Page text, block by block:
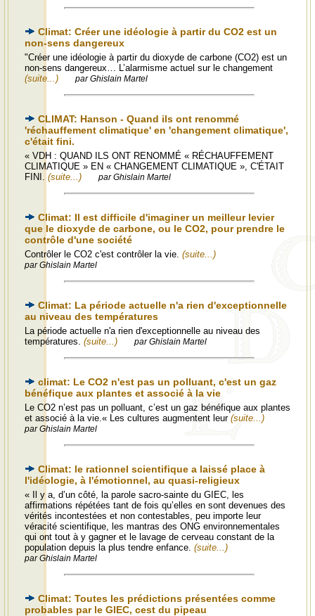
Climat: Créer une idéologie à partir du CO2 est un
non-sens dangereux
"Créer une idéologie à partir du dioxyde de carbone (CO2) est un
non-sens dangereux… L’alarmisme actuel sur le changement
(suite...)
par Ghislain Martel
CLIMAT: Hanson - Quand ils ont renommé
'réchauffement climatique' en 'changement climatique',
c'était fini.
« VDH : QUAND ILS ONT RENOMMÉ « RÉCHAUFFEMENT
CLIMATIQUE » EN « CHANGEMENT CLIMATIQUE », C'ÉTAIT
FINI. (suite...) par Ghislain Martel
Climat: Il est difficile d'imaginer un meilleur levier
que le dioxyde de carbone, ou le CO2, pour prendre le
contrôle d'une société
Contrôler le CO2 c'est contrôler la vie. (suite...)
par Ghislain Martel
Climat: La période actuelle n'a rien d'exceptionnelle
au niveau des températures
La période actuelle n'a rien d'exceptionnelle au niveau des
températures. (suite...) par Ghislain Martel
climat: Le CO2 n'est pas un polluant, c'est un gaz
bénéfique aux plantes et associé à la vie
Le CO2 n’est pas un polluant, c’est un gaz bénéfique aux plantes
et associé à la vie.« Les cultures augmentent leur (suite...)
par Ghislain Martel
Climat: le rationnel scientifique a laissé place à
l'idéologie, à l'émotionnel, au quasi-religieux
« Il y a, d’un côté, la parole sacro-sainte du GIEC, les
affirmations répétées tant de fois qu’elles en sont devenues des
vérités incontestées et non contestables, peu importe leur
véracité scientifique, les mantras des ONG environnementales
qui ont tout à y gagner et le lavage de cerveau constant de la
population depuis la plus tendre enfance. (suite...)
par Ghislain Martel
Climat: Toutes les prédictions présentées comme
probables par le GIEC, cest du pipeau